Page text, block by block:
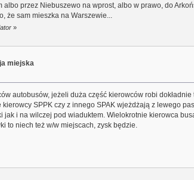
albo przez Niebuszewo na wprost, albo w prawo, do
sam mieszka na Warszewie...
»
miejska
autobusów, jeżeli duża część kierowców robi
SPPK czy z innego SPAK wjeżdżają z lewego
i na wilczej pod wiaduktem. Wielokrotnie kierowca
to niech też w/w miejscach, zysk będzie.